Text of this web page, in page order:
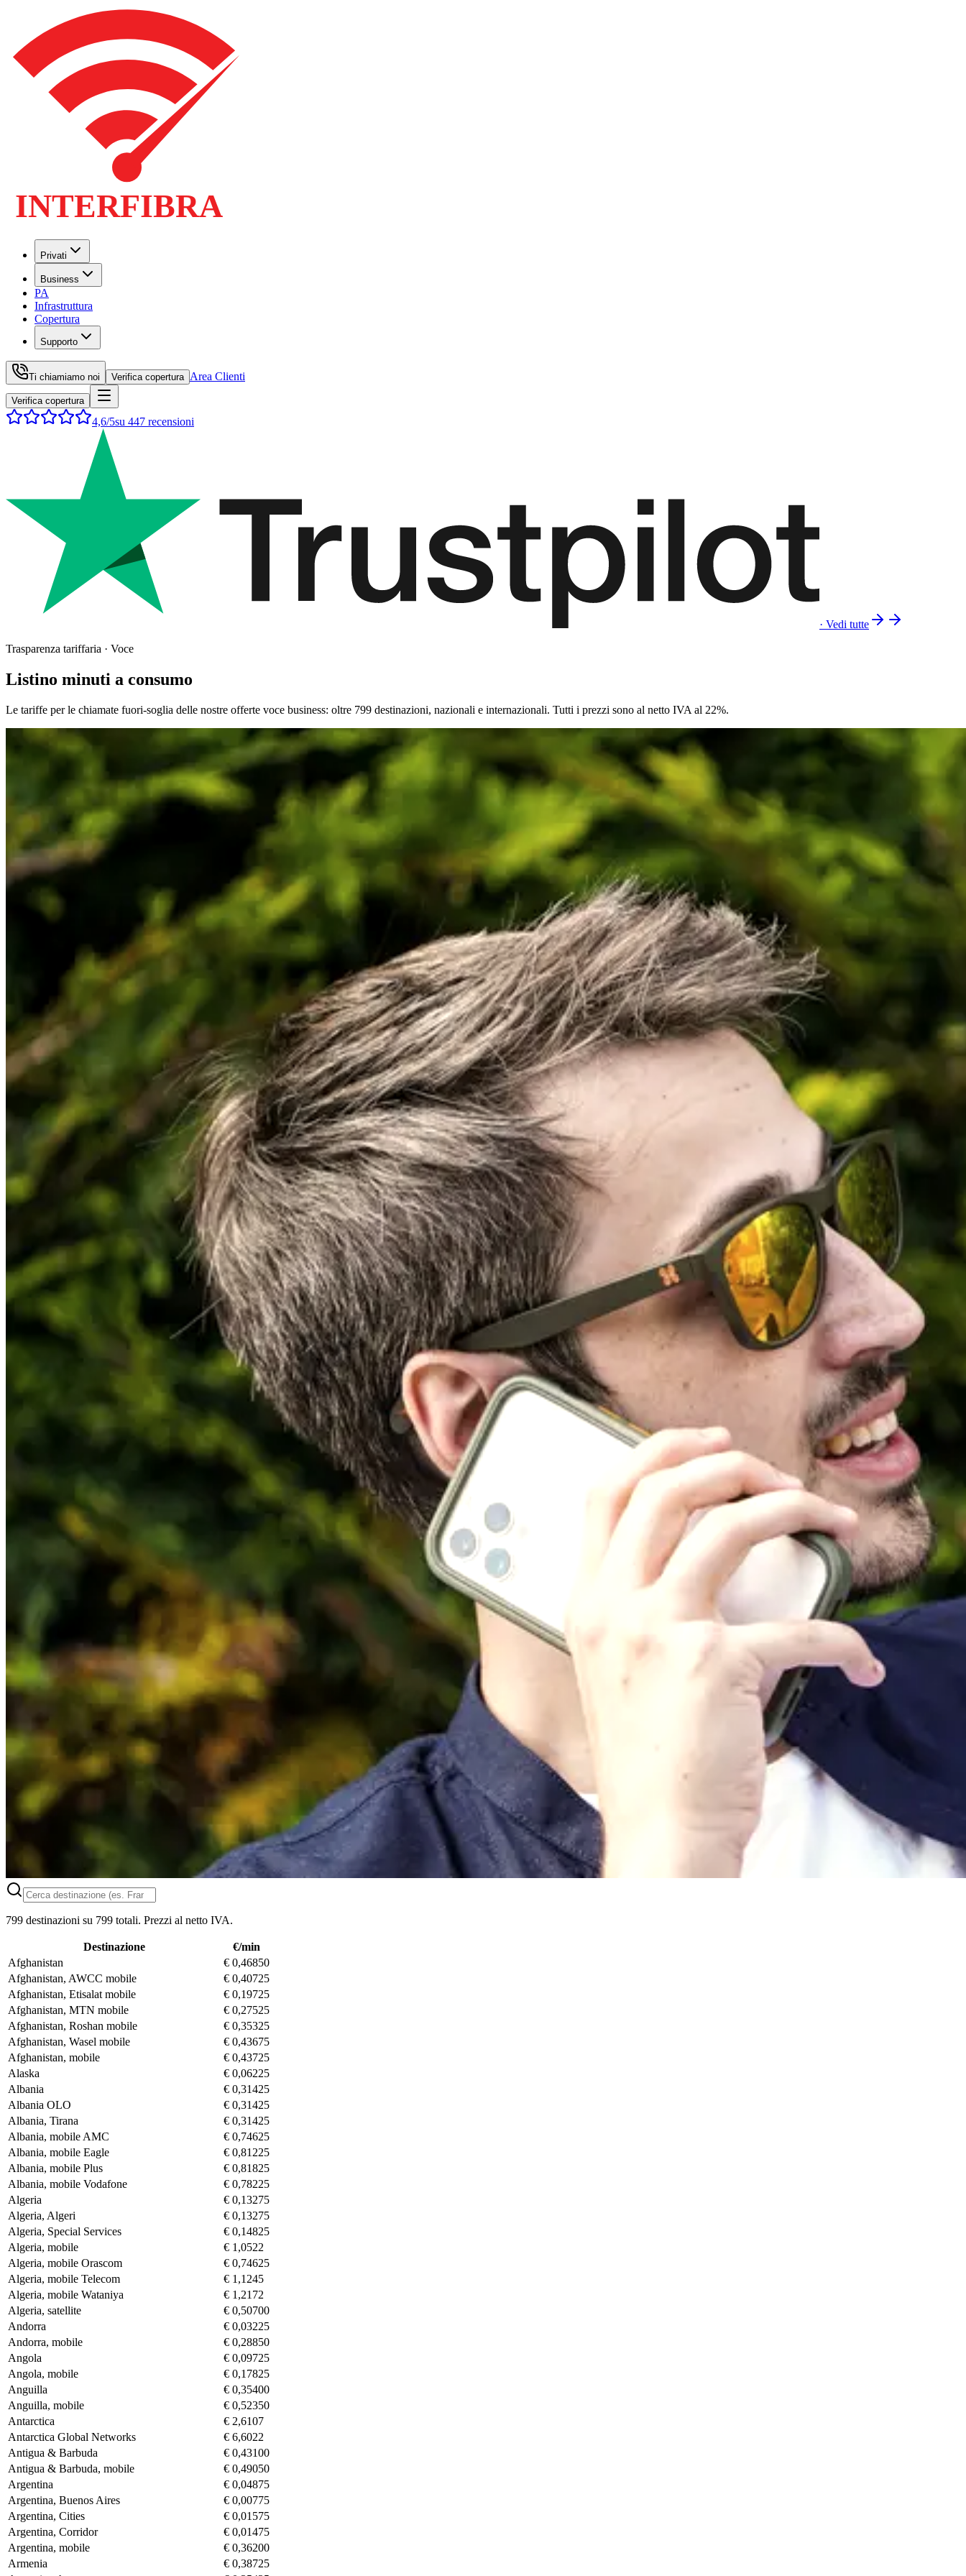
Privati
Business
PA
Infrastruttura
Copertura
Supporto
Ti chiamiamo noi Verifica copertura Area Clienti
Verifica copertura
4,6/5su 447 recensioni
· Vedi tutte
Trasparenza tariffaria · Voce
Listino minuti a consumo
Le tariffe per le chiamate fuori-soglia delle nostre offerte voce business: oltre 799 destinazioni, nazionali e internazionali. Tutti i prezzi sono al netto IVA al 22%.
799 destinazioni su 799 totali. Prezzi al netto IVA.
Destinazione
€/min
Afghanistan
€ 0,46850
Afghanistan, AWCC mobile
€ 0,40725
Afghanistan, Etisalat mobile
€ 0,19725
Afghanistan, MTN mobile
€ 0,27525
Afghanistan, Roshan mobile
€ 0,35325
Afghanistan, Wasel mobile
€ 0,43675
Afghanistan, mobile
€ 0,43725
Alaska
€ 0,06225
Albania
€ 0,31425
Albania OLO
€ 0,31425
Albania, Tirana
€ 0,31425
Albania, mobile AMC
€ 0,74625
Albania, mobile Eagle
€ 0,81225
Albania, mobile Plus
€ 0,81825
Albania, mobile Vodafone
€ 0,78225
Algeria
€ 0,13275
Algeria, Algeri
€ 0,13275
Algeria, Special Services
€ 0,14825
Algeria, mobile
€ 1,0522
Algeria, mobile Orascom
€ 0,74625
Algeria, mobile Telecom
€ 1,1245
Algeria, mobile Wataniya
€ 1,2172
Algeria, satellite
€ 0,50700
Andorra
€ 0,03225
Andorra, mobile
€ 0,28850
Angola
€ 0,09725
Angola, mobile
€ 0,17825
Anguilla
€ 0,35400
Anguilla, mobile
€ 0,52350
Antarctica
€ 2,6107
Antarctica Global Networks
€ 6,6022
Antigua & Barbuda
€ 0,43100
Antigua & Barbuda, mobile
€ 0,49050
Argentina
€ 0,04875
Argentina, Buenos Aires
€ 0,00775
Argentina, Cities
€ 0,01575
Argentina, Corridor
€ 0,01475
Argentina, mobile
€ 0,36200
Armenia
€ 0,38725